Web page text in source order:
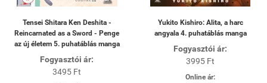
Tensei Shitara Ken Deshita -
Reincarnated as a Sword - Penge
az új életem 5. puhatáblás manga
Fogyasztói ár:
3495 Ft
Yukito Kishiro: Alita, a harc
angyala 4. puhatáblás manga
Fogyasztói ár:
3995 Ft
Online ár: